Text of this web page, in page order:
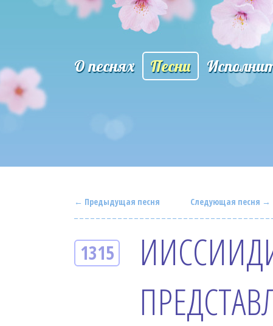
О песнях Песни
← Предыдущая песня Следующая песня →
1315